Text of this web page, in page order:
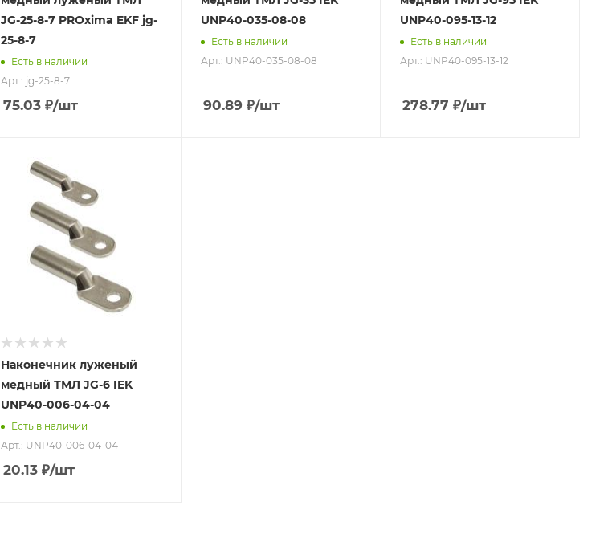
JG-25-8-7 PROxima EKF jg-
25-8-7
Есть в наличии
Арт.: jg-25-8-7
75.03 ₽/шт
UNP40-035-08-08
Есть в наличии
Арт.: UNP40-035-08-08
90.89 ₽/шт
UNP40-095-13-12
Есть в наличии
Арт.: UNP40-095-13-12
278.77 ₽/шт
Наконечник луженый
медный ТМЛ JG-6 IEK
UNP40-006-04-04
Есть в наличии
Арт.: UNP40-006-04-04
20.13 ₽/шт